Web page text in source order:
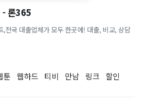
- 론365
,전국 대출업체가 모두 한곳에! 대출, 비교, 상담
툰 웹하드 티비 만남 링크 할인